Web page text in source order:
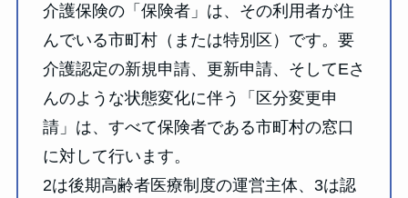
介護保険の「保険者」は、その利用者が住
んでいる市町村（または特別区）です。要
介護認定の新規申請、更新申請、そしてEさ
んのような状態変化に伴う「区分変更申
請」は、すべて保険者である市町村の窓口
に対して行います。
2は後期高齢者医療制度の運営主体、3は認